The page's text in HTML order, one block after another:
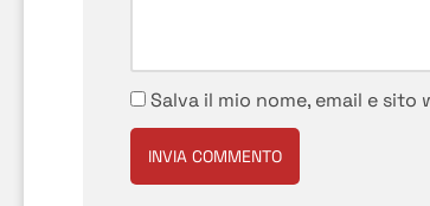
Salva il mio nome, email e